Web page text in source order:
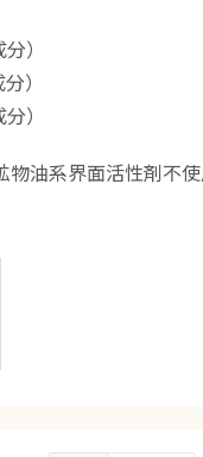
）
）
）
油系界面活性剤不